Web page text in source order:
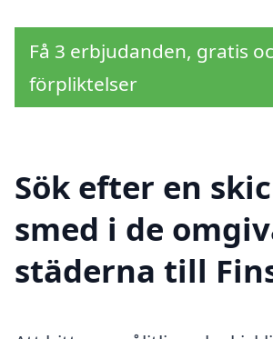
Få 3 erbjudanden, gratis
förpliktelser
Sök efter en
smed i de
städerna till